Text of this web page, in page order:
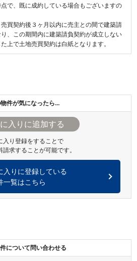
で、既に成約している場合もございますの
買契約後３ヶ月以内に売主との間で建築請
、この期間内に建築請負契約が成立しない
上で土地売買契約は白紙となります。
件が気になったら…
入り登録をすることで
請求することが可能です。
入りに登録している
一覧はこちら
について問い合わせる